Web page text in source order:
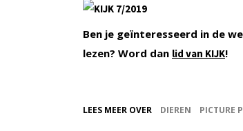
Ben je geïnteresseerd in de
lezen? Word dan lid van KIJK!
LEES MEER OVER DIEREN PICTURE